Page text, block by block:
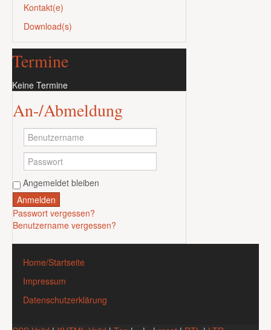
Kontakt(e)
Download(s)
Termine
Keine Termine
An-/Abmeldung
Angemeldet bleiben
Anmelden
Passwort vergessen?
Benutzername vergessen?
Home/Startseite
Impressum
Datenschutzerklärung